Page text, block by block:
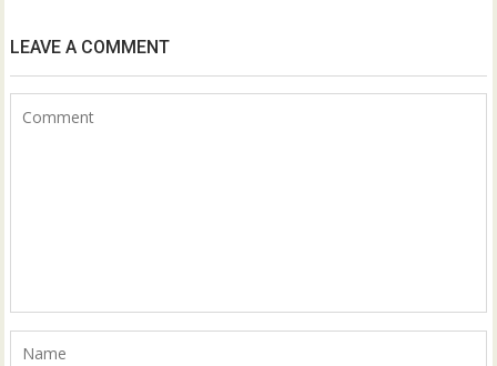
LEAVE A COMMENT